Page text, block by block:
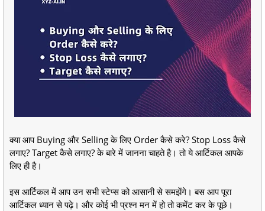
क्या आप Buying और Selling के लिए Order कैसे करे? Stop Loss कैसे
लगाए? Target कैसे लगाए? के बारे में जानना चाहते है। तो ये आर्टिकल आपके
लिए ही है।
इस आर्टिकल में आप उन सभी स्टेप्स को आसानी से समझेंगे। बस आप पूरा
आर्टिकल ध्यान से पढ़े। और कोई भी प्रश्न मन में हो तो कमेंट कर के पूछे।